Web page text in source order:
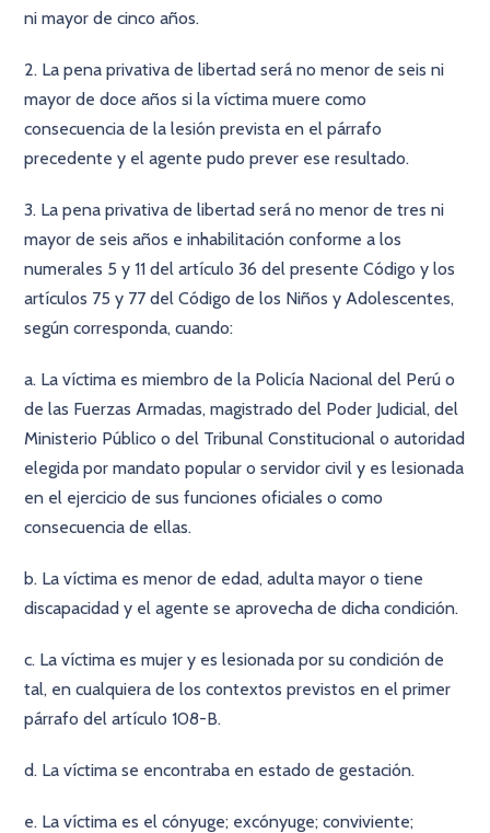
ni mayor de cinco años.
2. La pena privativa de libertad será no menor de seis ni
mayor de doce años si la víctima muere como
consecuencia de la lesión prevista en el párrafo
precedente y el agente pudo prever ese resultado.
3. La pena privativa de libertad será no menor de tres ni
mayor de seis años e inhabilitación conforme a los
numerales 5 y 11 del artículo 36 del presente Código y los
artículos 75 y 77 del Código de los Niños y Adolescentes,
según corresponda, cuando:
a. La víctima es miembro de la Policía Nacional del Perú o
de las Fuerzas Armadas, magistrado del Poder Judicial, del
Ministerio Público o del Tribunal Constitucional o autoridad
elegida por mandato popular o servidor civil y es lesionada
en el ejercicio de sus funciones oficiales o como
consecuencia de ellas.
b. La víctima es menor de edad, adulta mayor o tiene
discapacidad y el agente se aprovecha de dicha condición.
c. La víctima es mujer y es lesionada por su condición de
tal, en cualquiera de los contextos previstos en el primer
párrafo del artículo 108-B.
d. La víctima se encontraba en estado de gestación.
e. La víctima es el cónyuge; excónyuge; conviviente;